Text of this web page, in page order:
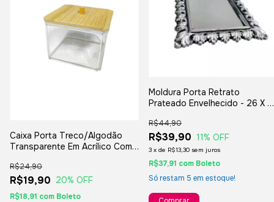
Caixa Porta Treco/Algodão
Transparente Em Acrílico Com
R$19,90
R$24,90
20% OFF
R$18,91 com Boleto
Moldura Porta Retrato
Prateado Envelhecido - 26 X
R$39,90
R$44,90
11% OFF
3 x de R$13,30 sem juros
R$37,91 com Boleto
Só restam 5 em estoque!